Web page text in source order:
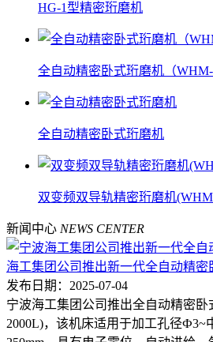
HG-1型精密珩磨机
全自动精密卧式珩磨机（WHM-
全自动精密卧式珩磨机
双变频双导轨精密珩磨机
新闻中心 NEWS CENTER
海工集团公司推出新一代全自动精密
发布日期：2025-07-04
宁波海工集团公司推出全自动精密卧
2000L)，该机床适用于加工孔径Ф3~